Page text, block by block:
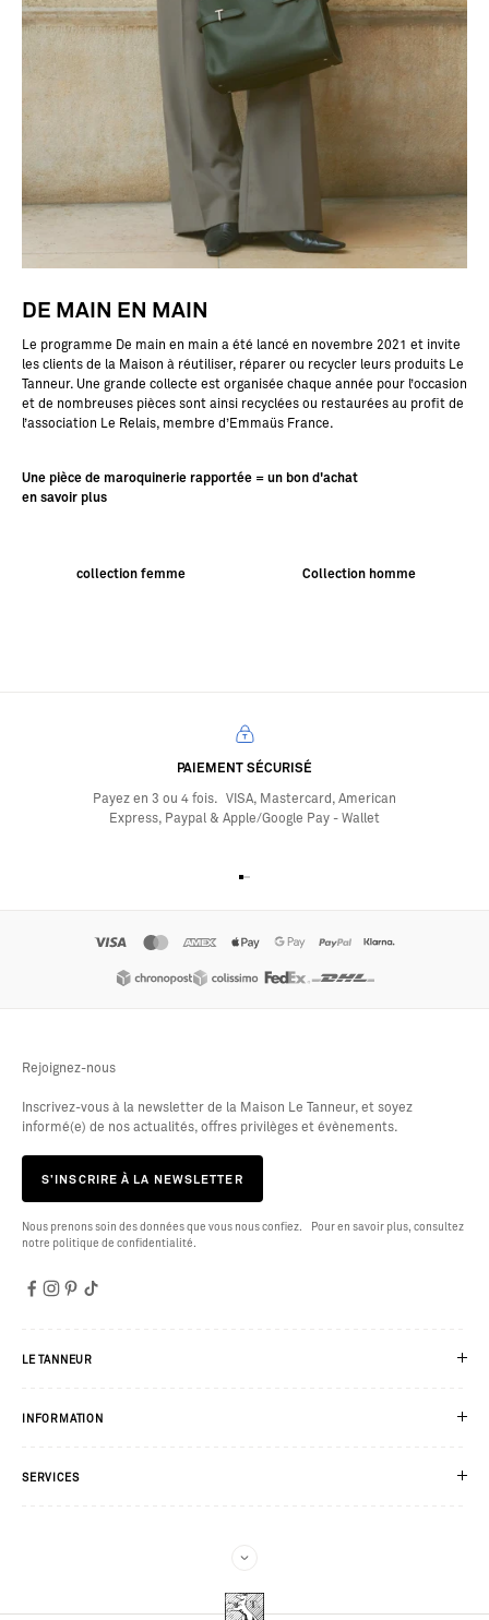
en avant-première, invitation à nos soirées. Ça vous dit ?
FEMME HOMME
DE MAIN EN MAIN
Le programme De main en main a été lancé en novembre 2021 et invite
les clients de la Maison à réutiliser, réparer ou recycler leurs produits Le
Tanneur. Une grande collecte est organisée chaque année pour l’occasion
et de nombreuses pièces sont ainsi recyclées ou restaurées au profit de
l’association Le Relais, membre d’Emmaüs France.
Une pièce de maroquinerie rapportée = un bon d'achat
en savoir plus
collection femme Collection homme
PAIEMENT SÉCURISÉ
Payez en 3 ou 4 fois. VISA, Mastercard, American
Express, Paypal & Apple/Google Pay - Wallet
Aller à l'élément 1
Rejoignez-nous
Inscrivez-vous à la newsletter de la Maison Le Tanneur, et soyez
informé(e) de nos actualités, offres privilèges et évènements.
S’INSCRIRE À LA NEWSLETTER
Nous prenons soin des données que vous nous confiez. Pour en savoir plus, consultez
notre politique de confidentialité.
LE TANNEUR
INFORMATION
SERVICES